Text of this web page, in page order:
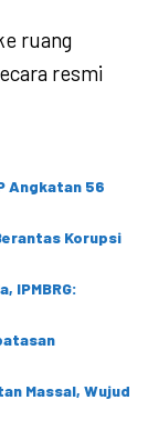
ruang
resmi
Angkatan 56
Korupsi
IPMBRG:
Massal, Wujud